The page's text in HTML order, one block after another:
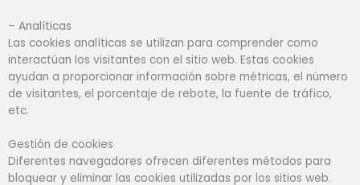
– Analíticas
Las cookies analíticas se utilizan para comprender como
interactúan los visitantes con el sitio web. Estas cookies
ayudan a proporcionar información sobre métricas, el número
de visitantes, el porcentaje de rebote, la fuente de tráfico,
etc.
Gestión de cookies
Diferentes navegadores ofrecen diferentes métodos para
bloquear y eliminar las cookies utilizadas por los sitios web.